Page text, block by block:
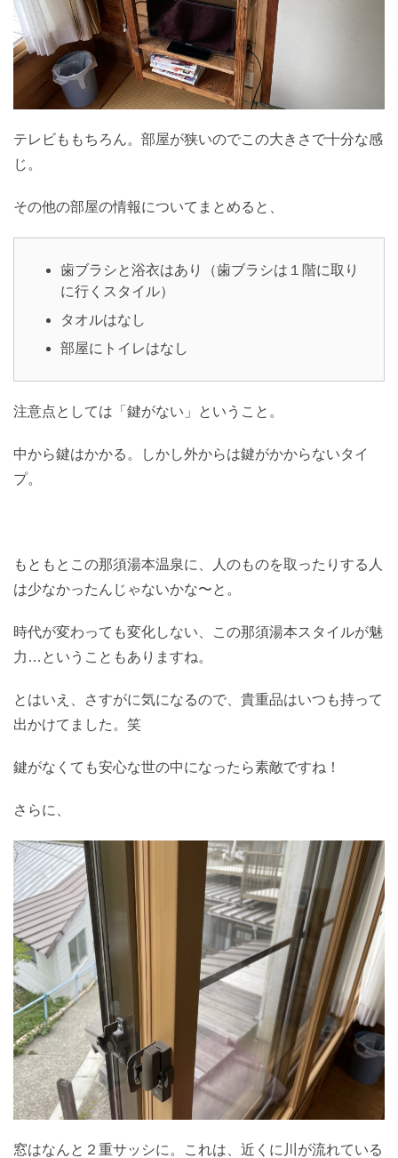
テレビももちろん。部屋が狭いのでこの大きさで十分な感
じ。
その他の部屋の情報についてまとめると、
歯ブラシと浴衣はあり（歯ブラシは１階に取り
に行くスタイル）
タオルはなし
部屋にトイレはなし
注意点としては「鍵がない」ということ。
中から鍵はかかる。しかし外からは鍵がかからないタイ
プ。
もともとこの那須湯本温泉に、人のものを取ったりする人
は少なかったんじゃないかな〜と。
時代が変わっても変化しない、この那須湯本スタイルが魅
力…ということもありますね。
とはいえ、さすがに気になるので、貴重品はいつも持って
出かけてました。笑
鍵がなくても安心な世の中になったら素敵ですね！
さらに、
窓はなんと２重サッシに。これは、近くに川が流れている